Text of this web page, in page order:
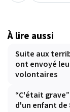
À lire aussi
Suite aux
ont envoyé
volontaires
“C'était
d'un enfant de